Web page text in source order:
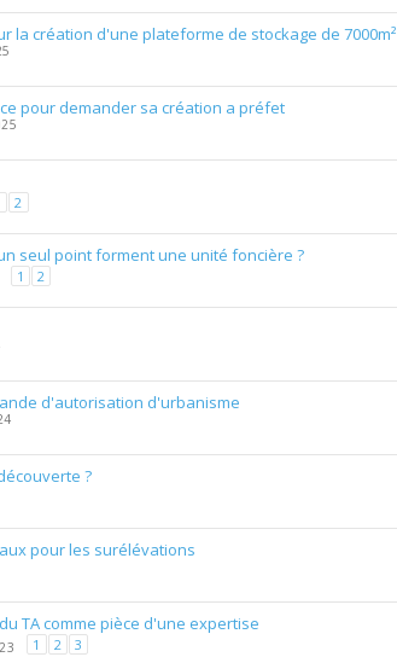
la création d'une plateforme de stockage de 7000m²
pour demander sa création a préfet
2
seul point forment une unité foncière ?
1 2
d'autorisation d'urbanisme
?
pour les surélévations
TA comme pièce d'une expertise
1 2 3